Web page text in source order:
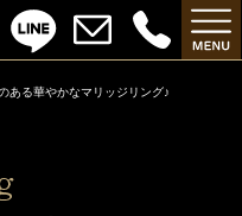
ある華やかなマリッジリング♪